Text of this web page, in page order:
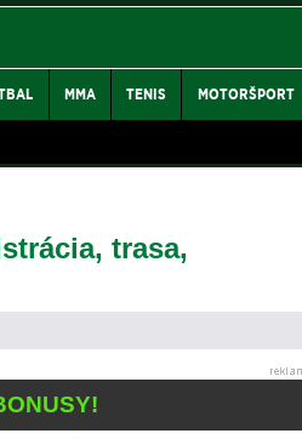
MMA TENIS MOTORŠPORT
trasa,